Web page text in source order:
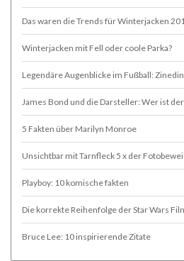
Das waren die Trends für Winterjacken
Winterjacken mit Fell oder coole Parka?
Legendäre Augenblicke im Fußball:
James Bond und die Darsteller: Wer ist
5 Fakten über Marilyn Monroe
Unsichtbar mit Tarnfleck 5 x der
Playboy: 10 komische fakten
Die korrekte Reihenfolge der Star Wars
Bruce Lee: 10 inspirierende Zitate